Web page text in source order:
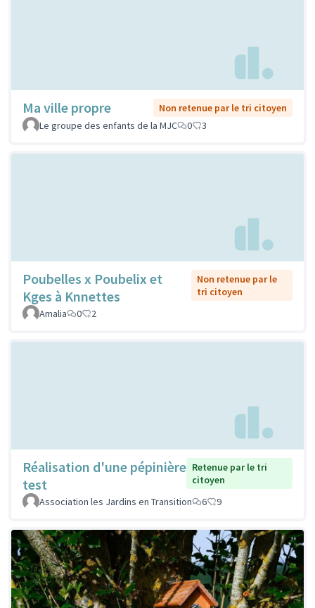
Ma ville propre
Non retenue par le tri citoyen
Le groupe des enfants de la MJC
0 3
Poubelles x Poubelix et
Kges à Knnettes
Non retenue par le
tri citoyen
Amalia
0 2
Réalisation d'une pépinière
test
Retenue par le tri
citoyen
Association les Jardins en Transition
6 9